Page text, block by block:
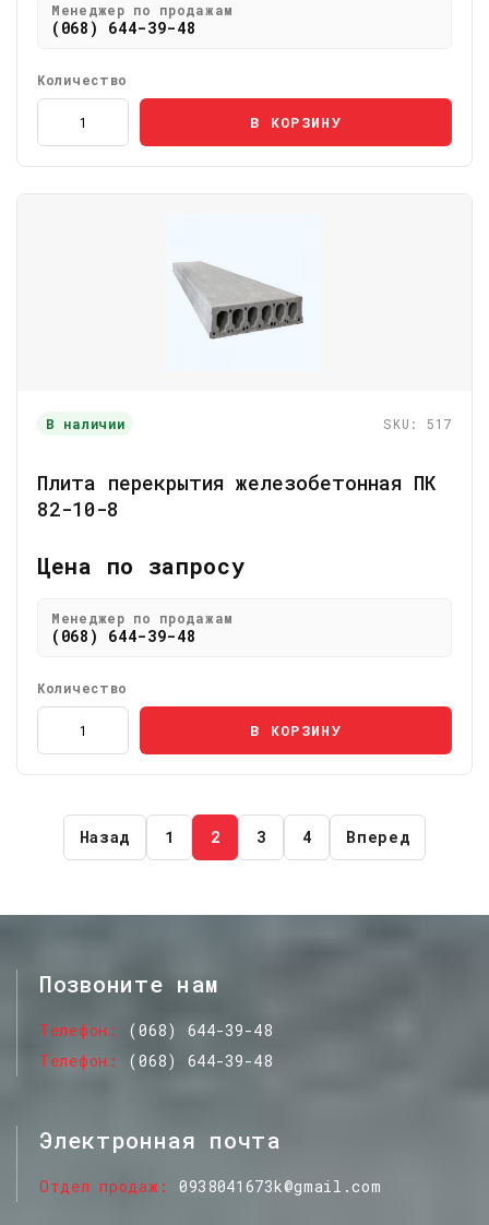
Менеджер по продажам
(068) 644-39-48
Количество
В КОРЗИНУ
В наличии SKU: 517
Плита перекрытия железобетонная ПК
82-10-8
Цена по запросу
Менеджер по продажам
(068) 644-39-48
Количество
В КОРЗИНУ
Назад 1 2 3 4 Вперед
Позвоните нам
Телефон
(068) 644-39-48
Телефон
(068) 644-39-48
Электронная почта
Отдел продаж 0938041673k@gmail.com